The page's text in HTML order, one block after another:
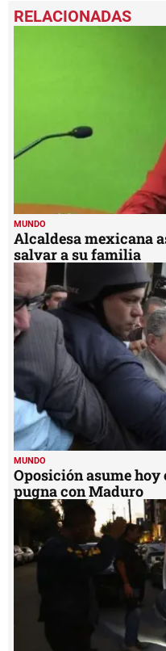
MUNDO
Alcaldesa mexicana
salvar a su familia
MUNDO
Oposición asume hoy
pugna con Maduro